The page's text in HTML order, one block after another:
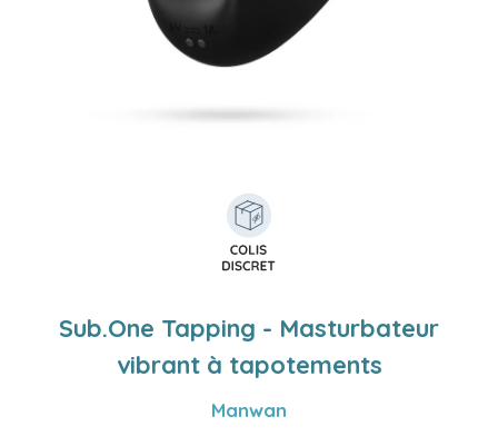
Sub.One Tapping - Masturbateur
vibrant à tapotements
Manwan